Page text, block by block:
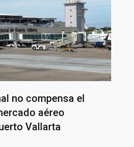
no compensa el
aéreo
Vallarta